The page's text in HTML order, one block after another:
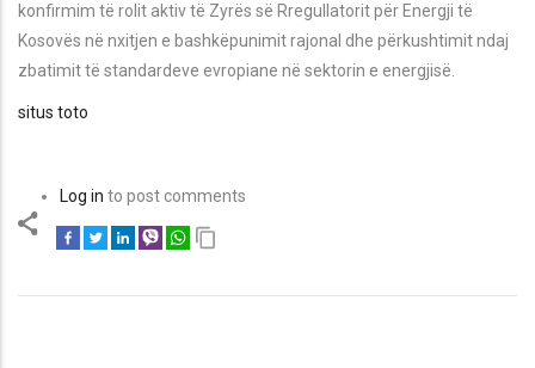
konfirmim të rolit aktiv të Zyrës së Rregullatorit për Energji të
Kosovës në nxitjen e bashkëpunimit rajonal dhe përkushtimit ndaj
zbatimit të standardeve evropiane në sektorin e energjisë.
situs toto
Log in to post comments